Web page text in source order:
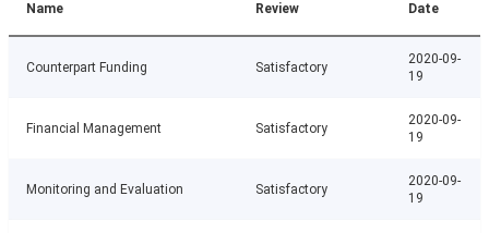
Name Review Date
Counterpart Funding Satisfactory
2020-09-
19
Financial Management Satisfactory
2020-09-
19
Monitoring and Evaluation Satisfactory
2020-09-
19